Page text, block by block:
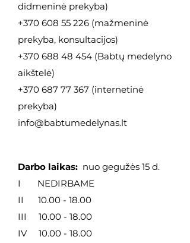
didmeninė prekyba)
+370 608 55 226 (mažmeninė
prekyba, konsultacijos)
+370 688 48 454 (Babtų medelyno
aikštelė)
+370 687 77 367 (internetinė
prekyba)
info@babtumedelynas.lt
Darbo laikas: nuo gegužės 15 d.
I NEDIRBAME
II 10.00 - 18.00
III 10.00 - 18.00
IV 10.00 - 18.00